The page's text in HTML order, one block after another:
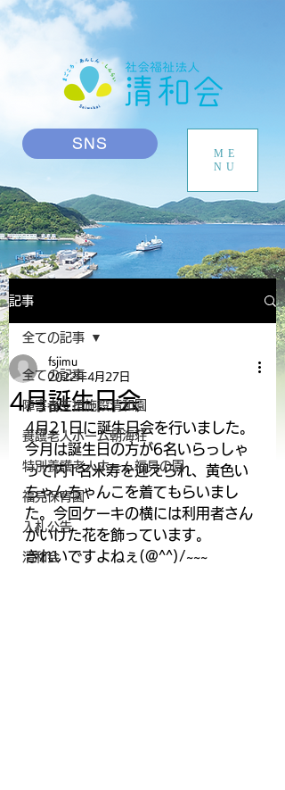
SNS
ME
NU
記事
全ての記事
障害者支援施設清和園
養護老人ホーム朝海荘
特別養護老人ホーム福見の園
福見保育園
入札公告
清和会
全ての記事
4月誕生日会
fsjimu
2022年4月27日
4月21日に誕生日会を行いました。
今月は誕生日の方が6名いらっしゃ
って内1名米寿を迎えられ、黄色い
ちゃんちゃんこを着てもらいまし
た。今回ケーキの横には利用者さん
がいけた花を飾っています。
きれいですよねぇ(@^^)/~~~